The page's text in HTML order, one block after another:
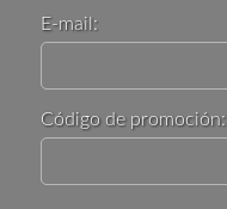
E-mail:
Código de promoción: